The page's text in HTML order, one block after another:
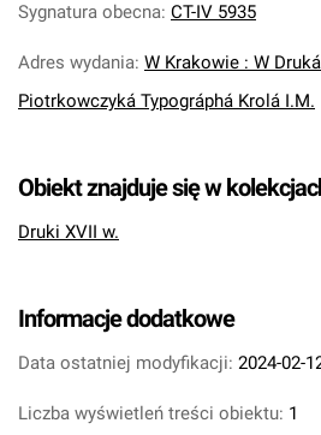
Sygnatura obecna: CT-IV 5935
Adres wydania: W Krakowie : W
Piotrkowczyká Typográphá Krolá I.M.
Obiekt znajduje się w
Druki XVII w.
Informacje dodatkowe
Data ostatniej modyfikacji: 2024-02-
Liczba wyświetleń treści obiektu: 1